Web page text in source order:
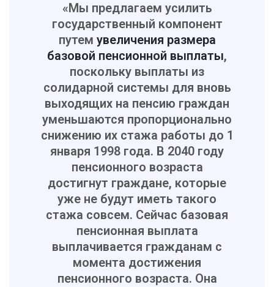
«Мы предлагаем усилить
государственный компонент
путем увеличения размера
базовой пенсионной выплаты,
поскольку выплаты из
солидарной системы для вновь
выходящих на пенсию граждан
уменьшаются пропорционально
снижению их стажа работы до 1
января 1998 года. В 2040 году
пенсионного возраста
достигнут граждане, которые
уже не будут иметь такого
стажа совсем. Сейчас базовая
пенсионная выплата
выплачивается гражданам с
момента достижения
пенсионного возраста. Она